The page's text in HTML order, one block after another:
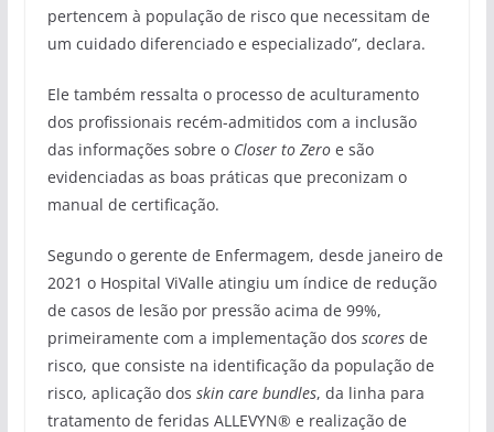
pertencem à população de risco que necessitam de
um cuidado diferenciado e especializado”, declara.
Ele também ressalta o processo de aculturamento
dos profissionais recém-admitidos com a inclusão
das informações sobre o Closer to Zeroe são
evidenciadas as boas práticas que preconizam o
manual de certificação.
Segundo o gerente de Enfermagem, desde janeiro de
2021 o Hospital ViValle atingiu um índice de redução
de casos de lesão por pressão acima de 99%,
primeiramente com a implementação dos scoresde
risco, que consiste na identificação da população de
risco, aplicação dos skin care bundles, da linha para
tratamento de feridas ALLEVYN® e realização de